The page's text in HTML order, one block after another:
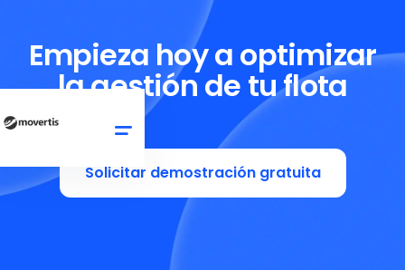
Empieza hoy a optimizar
la gestión de tu flota
Solicitar demostración gratuita